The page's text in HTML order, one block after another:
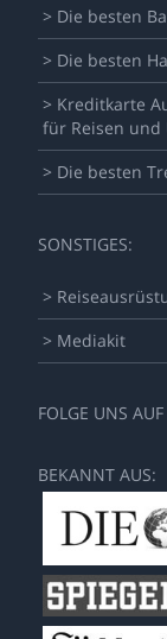
> Die besten
> Die besten
> Kreditkarte
für Reisen und
> Die besten
SONSTIGES:
>
> Mediakit
FOLGE UNS
BEKANNT AUS: